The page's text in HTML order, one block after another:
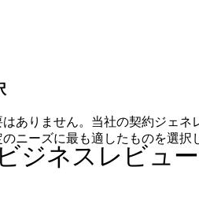
ありません。当社の契約ジェ
ニーズに最も適したものを選
ジネスレビュ